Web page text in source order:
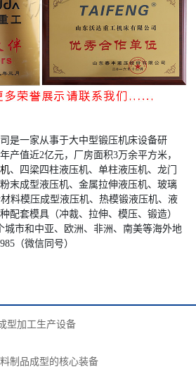
是一家从事于大中型锻压机床设备研
产值近2亿元，厂房面积3万余平方米，
、四梁四柱液压机、单柱液压机、龙门
末成型液压机、金属拉伸液压机、玻璃
料模压成型液压机、热模锻液压机、液
配套模具（冲裁、拉伸、模压、锻造）
城市和中亚、欧洲、非洲、南美等海外地
（微信同号）
型加工生产设备
制品成型的核心装备